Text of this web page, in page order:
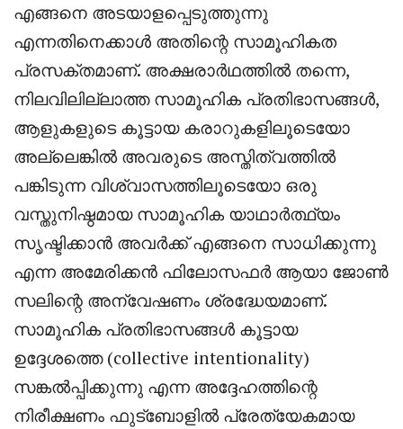
എങ്ങനെ അടയാളപ്പെടുത്തുന്നു
എന്നതിനെക്കാൾ അതിന്റെ സാമൂഹികത
പ്രസക്തമാണ്. അക്ഷരാർഥത്തിൽ തന്നെ,
നിലവിലില്ലാത്ത സാമൂഹിക പ്രതിഭാസങ്ങൾ,
ആളുകളുടെ കൂട്ടായ കരാറുകളിലൂടെയോ
അല്ലെങ്കിൽ അവരുടെ അസ്തിത്വത്തിൽ
പങ്കിടുന്ന വിശ്വാസത്തിലൂടെയോ ഒരു
വസ്തുനിഷ്ഠമായ സാമൂഹിക യാഥാർത്ഥ്യം
സൃഷ്ടിക്കാൻ അവർക്ക് എങ്ങനെ സാധിക്കുന്നു
എന്ന അമേരിക്കൻ ഫിലോസഫർ ആയാ ജോൺ
സലിന്റെ അന്വേഷണം ശ്രദ്ധേയമാണ്.
സാമൂഹിക പ്രതിഭാസങ്ങൾ കൂട്ടായ
ഉദ്ദേശത്തെ (collective intentionality)
സങ്കൽപ്പിക്കുന്നു എന്ന അദ്ദേഹത്തിന്റെ
നിരീക്ഷണം ഫുട്ബോളിൽ പ്രേത്യേകമായ